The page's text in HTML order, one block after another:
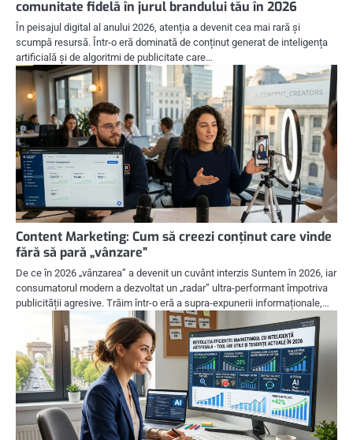
comunitate fidelă în jurul brandului tău în 2026
În peisajul digital al anului 2026, atenția a devenit cea mai rară și
scumpă resursă. Într-o eră dominată de conținut generat de inteligența
artificială și de algoritmi de publicitate care…
Content Marketing: Cum să creezi conținut care vinde
fără să pară „vânzare”
De ce în 2026 „vânzarea” a devenit un cuvânt interzis Suntem în 2026, iar
consumatorul modern a dezvoltat un „radar” ultra-performant împotriva
publicității agresive. Trăim într-o eră a supra-expunerii informaționale,…